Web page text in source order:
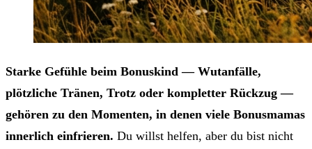
Starke Gefühle beim Bonuskind — Wutanfälle,
plötzliche Tränen, Trotz oder kompletter Rückzug —
gehören zu den Momenten, in denen viele Bonusmamas
innerlich einfrieren. Du willst helfen, aber du bist nicht